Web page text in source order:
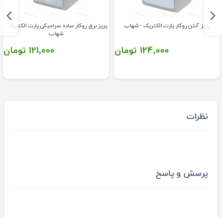
پریز آنتن روکار پارت الکتریک - شهاب
124٬000 تومان
پریز برق روکار ساده سرامیکی پارت الکتریک -
شهاب
121٬000 تومان
نظرات
پرسش و پاسخ